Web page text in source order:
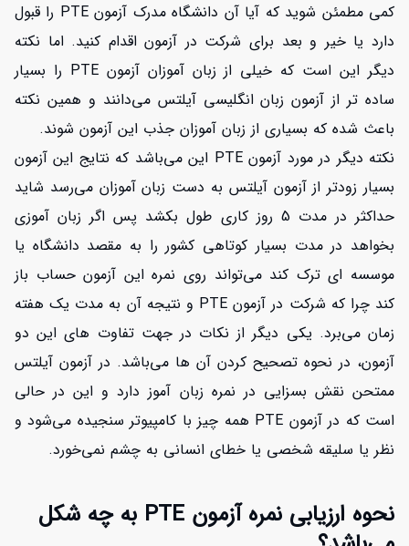
کمی مطمئن شوید که آیا آن دانشگاه مدرک آزمون PTE را قبول
دارد یا خیر و بعد برای شرکت در آزمون اقدام کنید. اما نکته
دیگر این است که خیلی از زبان آموزان آزمون PTE را بسیار
ساده تر از آزمون زبان انگلیسی آیلتس می‌دانند و همین نکته
باعث شده که بسیاری از زبان آموزان جذب این آزمون شوند.
نکته دیگر در مورد آزمون PTE این می‌باشد که نتایج این آزمون
بسیار زودتر از آزمون آیلتس به دست زبان آموزان می‌رسد شاید
حداکثر در مدت 5 روز کاری طول بکشد پس اگر زبان آموزی
بخواهد در مدت بسیار کوتاهی کشور را به مقصد دانشگاه یا
موسسه ای ترک کند می‌تواند روی نمره این آزمون حساب باز
کند چرا که شرکت در آزمون PTE و نتیجه آن به مدت یک هفته
زمان می‌برد. یکی دیگر از نکات در جهت تفاوت های این دو
آزمون، در نحوه تصحیح کردن آن ها می‌باشد. در آزمون آیلتس
ممتحن نقش بسزایی در نمره زبان آموز دارد و این در حالی
است که در آزمون PTE همه چیز با کامپیوتر سنجیده می‌شود و
نظر یا سلیقه شخصی یا خطای انسانی به چشم نمی‌خورد.
نحوه ارزیابی نمره آزمون PTE به چه شکل